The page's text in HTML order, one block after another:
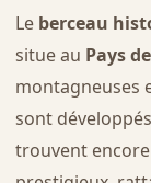
Le berceau
situe au Pays
montagneuses
sont
trouvent encore